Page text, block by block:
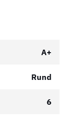
A+
Rund
6